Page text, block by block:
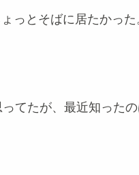
っとそばに居たかった
てたが、最近知ったの